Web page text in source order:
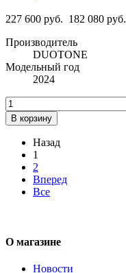
227 600 руб. 182 080 руб.
Производитель
DUOTONE
Модельный год
2024
В корзину
Назад
1
2
Вперед
Все
О магазине
Новости